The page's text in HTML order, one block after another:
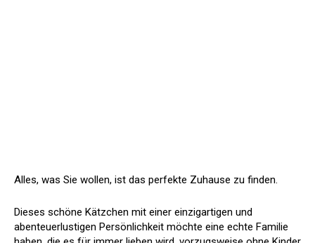
Alles, was Sie wollen, ist das perfekte Zuhause zu finden.
Dieses schöne Kätzchen mit einer einzigartigen und
abenteuerlustigen Persönlichkeit möchte eine echte Familie